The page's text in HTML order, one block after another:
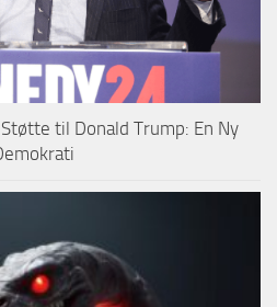
til Donald Trump: En Ny